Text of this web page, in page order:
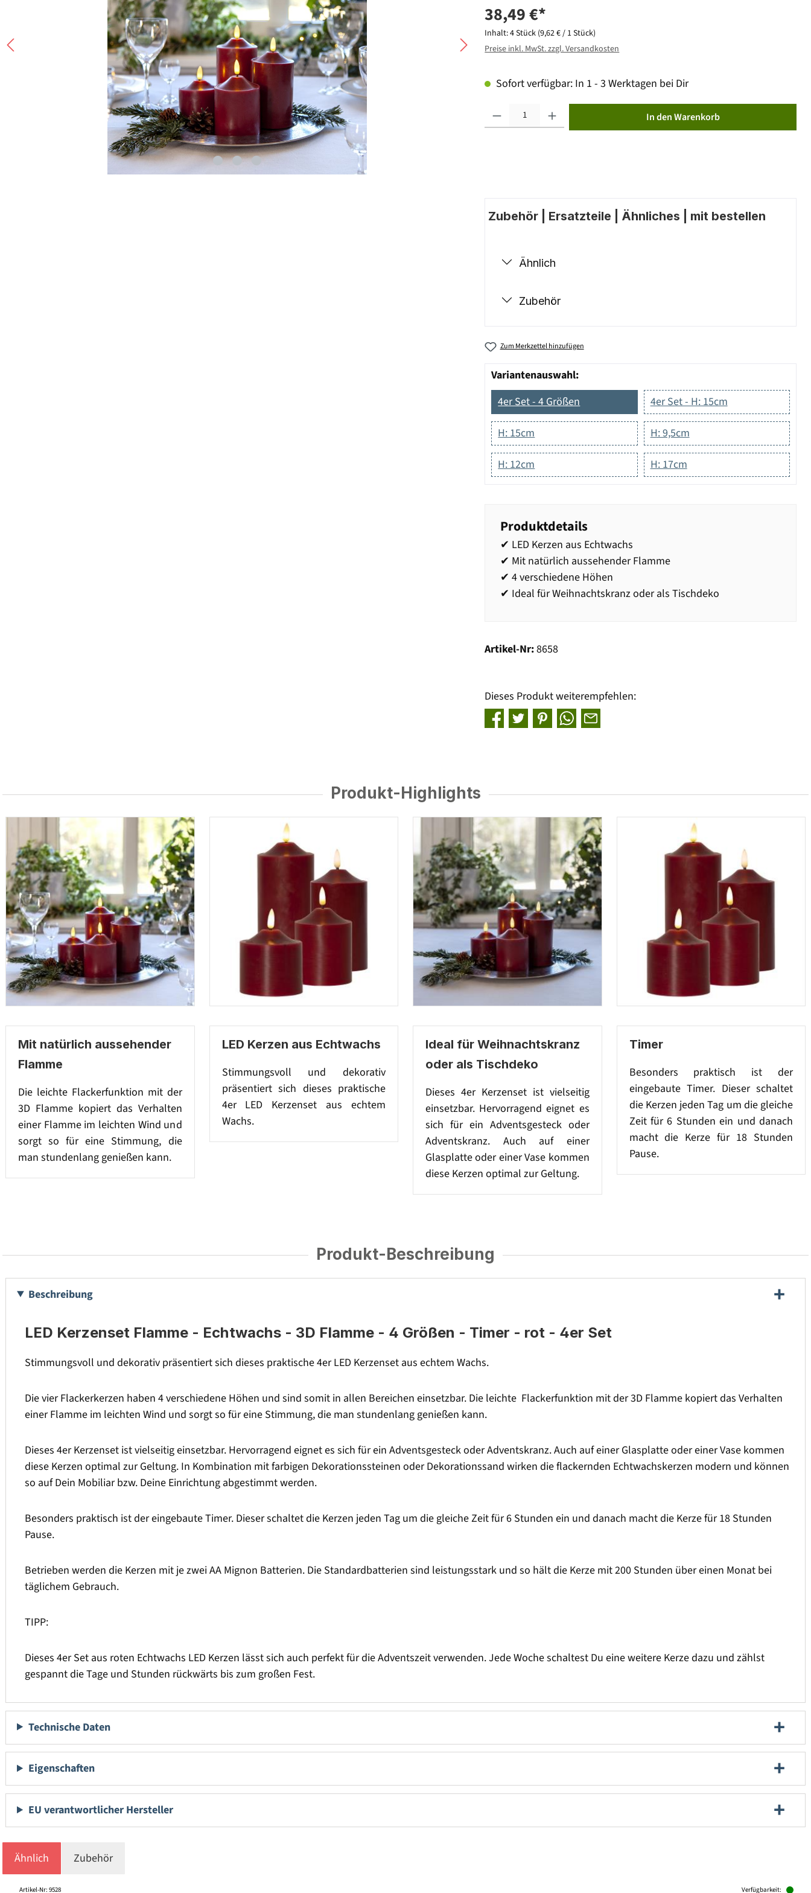
38,49 €*
Inhalt:4 Stück (9,62 € / 1 Stück)
Preise inkl. MwSt. zzgl. Versandkosten
Sofort verfügbar: In 1 - 3 Werktagen bei Dir
In den Warenkorb
Zubehör | Ersatzteile | Ähnliches | mit bestellen
Ähnlich
Zubehör
Zum Merkzettel hinzufügen
Variantenauswahl:
4er Set - 4 Größen
4er Set - H: 15cm
H: 15cm H: 9,5cm
H: 12cm H: 17cm
Produktdetails
✔ LED Kerzen aus Echtwachs
✔ Mit natürlich aussehender Flamme
✔ 4 verschiedene Höhen
✔ Ideal für Weihnachtskranz oder als Tischdeko
Artikel-Nr:8658
Dieses Produkt weiterempfehlen:
Produkt-Highlights
Mit natürlich aussehender
Flamme
Die leichte Flackerfunktion mit der
3D Flamme kopiert das Verhalten
einer Flamme im leichten Wind und
sorgt so für eine Stimmung, die
man stundenlang genießen kann.
LED Kerzen aus Echtwachs
Stimmungsvoll und dekorativ
präsentiert sich dieses praktische
4er LED Kerzenset aus echtem
Wachs.
Ideal für Weihnachtskranz
oder als Tischdeko
Dieses 4er Kerzenset ist vielseitig
einsetzbar. Hervorragend eignet es
sich für ein Adventsgesteck oder
Adventskranz. Auch auf einer
Glasplatte oder einer Vase kommen
diese Kerzen optimal zur Geltung.
Timer
Besonders praktisch ist der
eingebaute Timer. Dieser schaltet
die Kerzen jeden Tag um die gleiche
Zeit für 6 Stunden ein und danach
macht die Kerze für 18 Stunden
Pause.
Produkt-Beschreibung
Beschreibung
LED Kerzenset Flamme - Echtwachs - 3D Flamme - 4 Größen - Timer - rot - 4er Set
Stimmungsvoll und dekorativ präsentiert sich dieses praktische 4er LED Kerzenset aus echtem Wachs.
Die vier Flackerkerzen haben 4 verschiedene Höhen und sind somit in allen Bereichen einsetzbar. Die leichte Flackerfunktion mit der 3D Flamme kopiert das Verhalten
einer Flamme im leichten Wind und sorgt so für eine Stimmung, die man stundenlang genießen kann.
Dieses 4er Kerzenset ist vielseitig einsetzbar. Hervorragend eignet es sich für ein Adventsgesteck oder Adventskranz. Auch auf einer Glasplatte oder einer Vase kommen
diese Kerzen optimal zur Geltung. In Kombination mit farbigen Dekorationssteinen oder Dekorationssand wirken die flackernden Echtwachskerzen modern und können
so auf Dein Mobiliar bzw. Deine Einrichtung abgestimmt werden.
Besonders praktisch ist der eingebaute Timer. Dieser schaltet die Kerzen jeden Tag um die gleiche Zeit für 6 Stunden ein und danach macht die Kerze für 18 Stunden
Pause.
Betrieben werden die Kerzen mit je zwei AA Mignon Batterien. Die Standardbatterien sind leistungsstark und so hält die Kerze mit 200 Stunden über einen Monat bei
täglichem Gebrauch.
TIPP:
Dieses 4er Set aus roten Echtwachs LED Kerzen lässt sich auch perfekt für die Adventszeit verwenden. Jede Woche schaltest Du eine weitere Kerze dazu und zählst
gespannt die Tage und Stunden rückwärts bis zum großen Fest.
Technische Daten
Eigenschaften
EU verantwortlicher Hersteller
Ähnlich Zubehör
Artikel-Nr: 9528 Verfügbarkeit: